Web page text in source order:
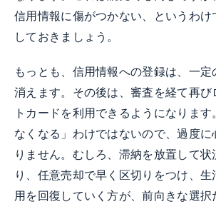
信用情報に傷がつかない、というわけ
しておきましょう。
もっとも、信用情報への登録は、一
消えます。その後は、審査を経て再び
トカードを利用できるようになりま
なくなる」わけではないので、過度に
りません。むしろ、滞納を放置して状
り、任意売却で早く区切りをつけ、
用を回復していく方が、前向きな選択